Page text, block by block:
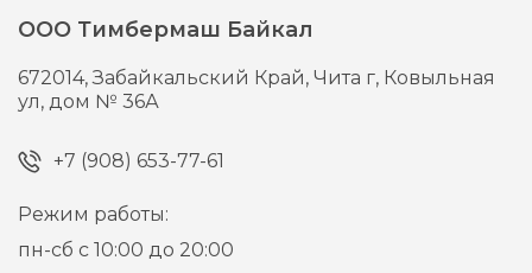
ООО Тимбермаш Байкал
672014,Забайкальский Край, Чита г, Ковыльная
ул, дом № 36А
+7 (908) 653-77-61
Режим работы:
пн-сб с 10:00 до 20:00